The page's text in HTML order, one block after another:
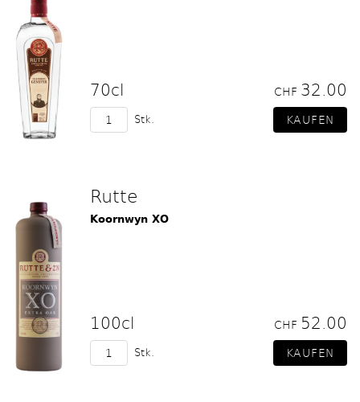
70cl CHF 32.00
Stk.
Rutte
Koornwyn XO
100cl CHF 52.00
Stk.